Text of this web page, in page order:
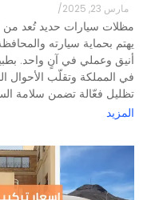
مارس 23, 2025 /
مظلات سيارات حديد تُعد من
يهتم بحماية سيارته
أنيق وعملي في آنٍ واحد.
في المملكة وتقلّب الأحوال
تظليل فعّالة تضمن سلامة
المزيد